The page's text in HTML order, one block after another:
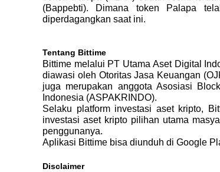
(Bappebti). Dimana token Palapa
diperdagangkan saat ini.
Tentang Bittime
Bittime melalui PT Utama Aset Digital
diawasi oleh Otoritas Jasa Keuangan
juga merupakan anggota Asosiasi
Indonesia (ASPAKRINDO).
Selaku platform investasi aset kripto,
investasi aset kripto pilihan utama
penggunanya.
Aplikasi Bittime bisa diunduh di Google
Disclaimer